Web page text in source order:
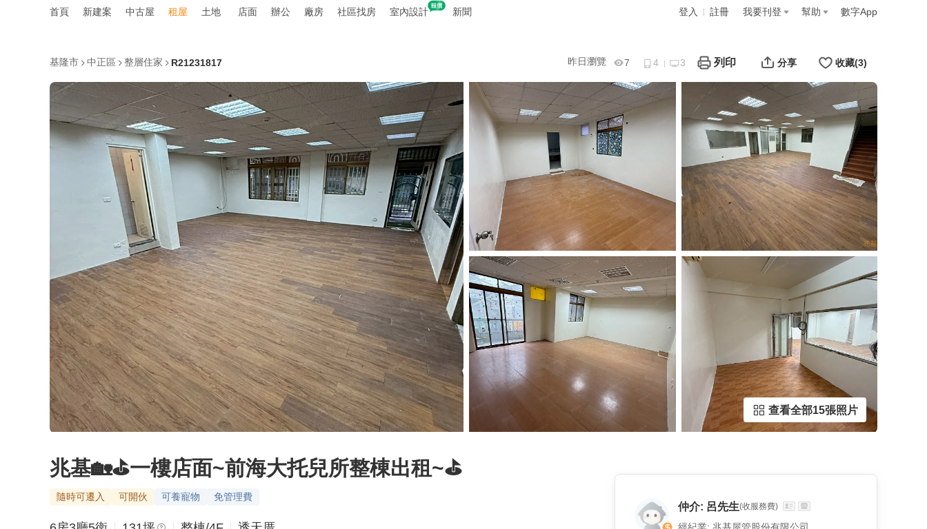
首頁 新建案 中古屋 租屋 土地 店面 辦公 廠房 社區找房 室內設計 新聞 登入 註冊 我要刊登 幫助 數字App
基隆市 中正區 整層住家 R21231817 昨日瀏覽 7 4 3 列印 分享 收藏(3)
查看全部15張照片
兆基🏡⛳️一樓店面~前海大托兒所整棟出租~⛳️
隨時可遷入 可開伙 可養寵物 免管理費
仲介: 呂先生(收服務費)